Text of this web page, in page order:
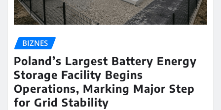
BIZNES
Poland’s Largest Battery Energy
Storage Facility Begins
Operations, Marking Major Step
for Grid Stability